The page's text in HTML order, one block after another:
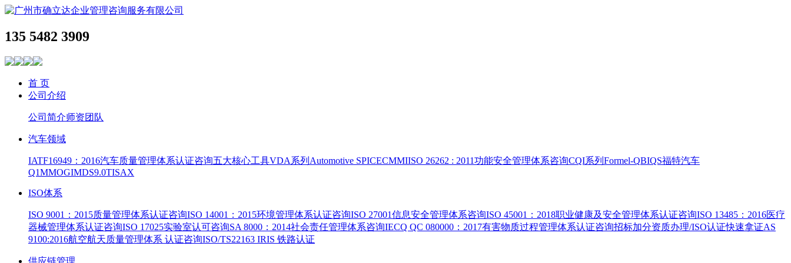
135 5482 3909
首 页
公司介绍
公司简介师资团队
汽车领域
IATF16949：2016汽车质量管理体系认证咨询五大核心工具VDA系列 Automotive SPICECMMIISO 26262 : 2011功能安全管理体系咨询CQI系列 Formel-QBIQS福特汽车
Q1MMOGIMDS9.0TISAX
ISO体系
ISO 9001：2015质量管理体系认证咨询ISO 14001：2015环境管理体系认证咨询ISO 27001信息安全管理体系咨询ISO 45001：2018职业健康及安全管理体系认证咨询ISO 13485：2016医疗
器械管理体系认证咨询ISO 17025实验室认可咨询SA 8000：2014社会责任管理体系咨询IECQ QC 080000：2017有害物质过程管理体系认证咨询招标加分资质办理/ISO认证快速拿证AS
9100:2016航空航天质量管理体系 认证咨询ISO/TS22163 IRIS 铁路认证
供应链管理